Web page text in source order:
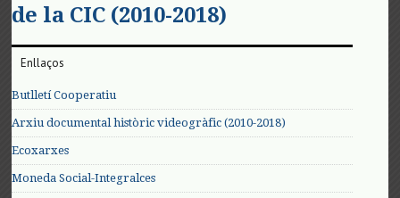
de la CIC (2010-2018)
Enllaços
Butlletí Cooperatiu
Arxiu documental històric videogràfic (2010-2018)
Ecoxarxes
Moneda Social-Integralces